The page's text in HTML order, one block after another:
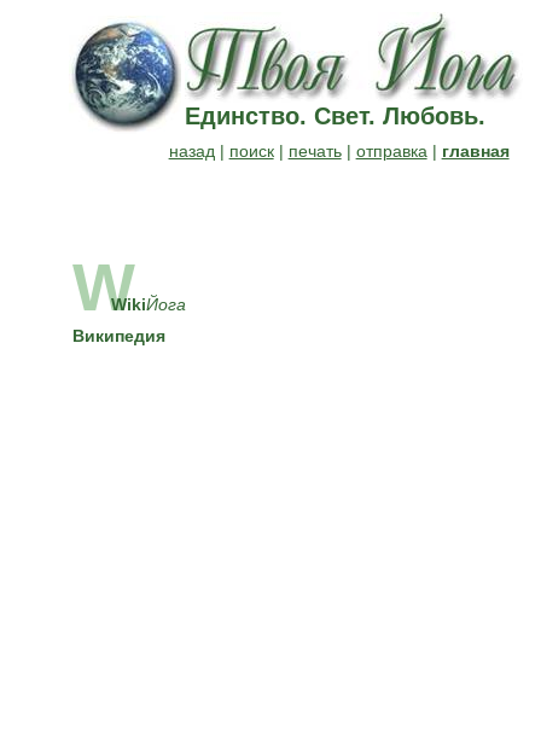
Единство. Свет. Любовь.
назад | поиск| печать| отправка | главная
W
WikiЙога
Википедия